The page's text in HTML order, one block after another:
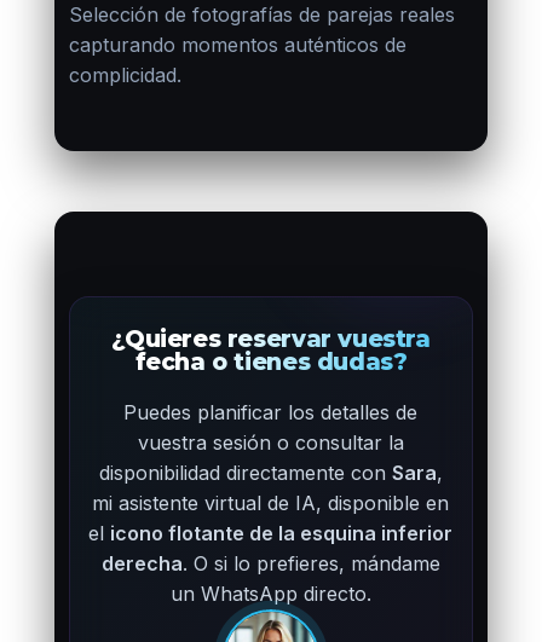
Selección de fotografías de parejas reales
capturando momentos auténticos de
complicidad.
¿Quieres reservar vuestra
fecha o tienes dudas?
Puedes planificar los detalles de
vuestra sesión o consultar la
disponibilidad directamente con Sara,
mi asistente virtual de IA, disponible en
el icono flotante de la esquina inferior
derecha. O si lo prefieres, mándame
un WhatsApp directo.